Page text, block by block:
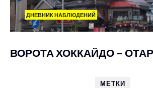
ДНЕВНИК НАБЛЮДЕНИЙ
ВОРОТА ХОККАЙДО –
МЕТКИ